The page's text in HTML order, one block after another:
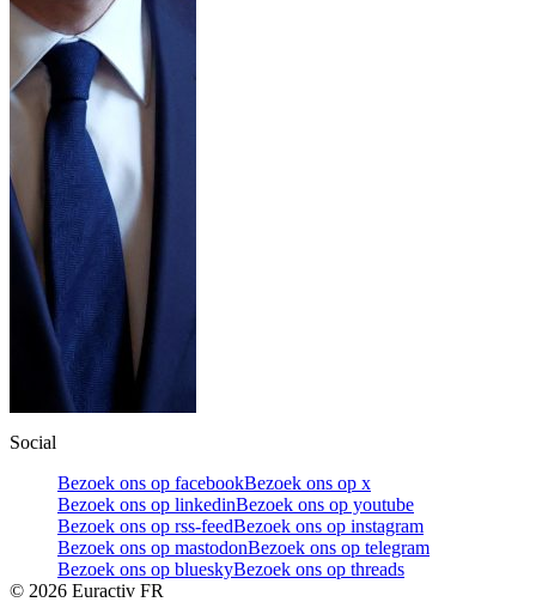
Social
Bezoek ons op facebookBezoek ons op x
Bezoek ons op linkedinBezoek ons op youtube
Bezoek ons op rss-feedBezoek ons op instagram
Bezoek ons op mastodonBezoek ons op telegram
Bezoek ons op blueskyBezoek ons op threads
© 2026 Euractiv FR